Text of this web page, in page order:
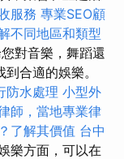
服務 專業SEO顧
不同地區和類型
對音樂，舞蹈還
合適的娛樂。
防水處理 小型外
師，當地專業律
了解其價值 台中
樂方面，可以在